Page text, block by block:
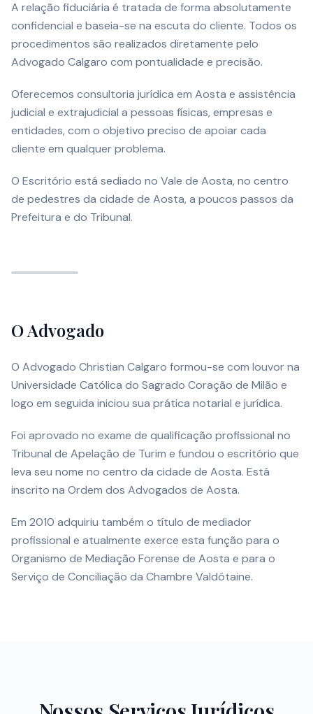
A relação fiduciária é tratada de forma absolutamente
confidencial e baseia-se na escuta do cliente. Todos os
procedimentos são realizados diretamente pelo
Advogado Calgaro com pontualidade e precisão.
Oferecemos consultoria jurídica em Aosta e assistência
judicial e extrajudicial a pessoas físicas, empresas e
entidades, com o objetivo preciso de apoiar cada
cliente em qualquer problema.
O Escritório está sediado no Vale de Aosta, no centro
de pedestres da cidade de Aosta, a poucos passos da
Prefeitura e do Tribunal.
O Advogado
O Advogado Christian Calgaro formou-se com louvor na
Universidade Católica do Sagrado Coração de Milão e
logo em seguida iniciou sua prática notarial e jurídica.
Foi aprovado no exame de qualificação profissional no
Tribunal de Apelação de Turim e fundou o escritório que
leva seu nome no centro da cidade de Aosta. Está
inscrito na Ordem dos Advogados de Aosta.
Em 2010 adquiriu também o título de mediador
profissional e atualmente exerce esta função para o
Organismo de Mediação Forense de Aosta e para o
Serviço de Conciliação da Chambre Valdôtaine.